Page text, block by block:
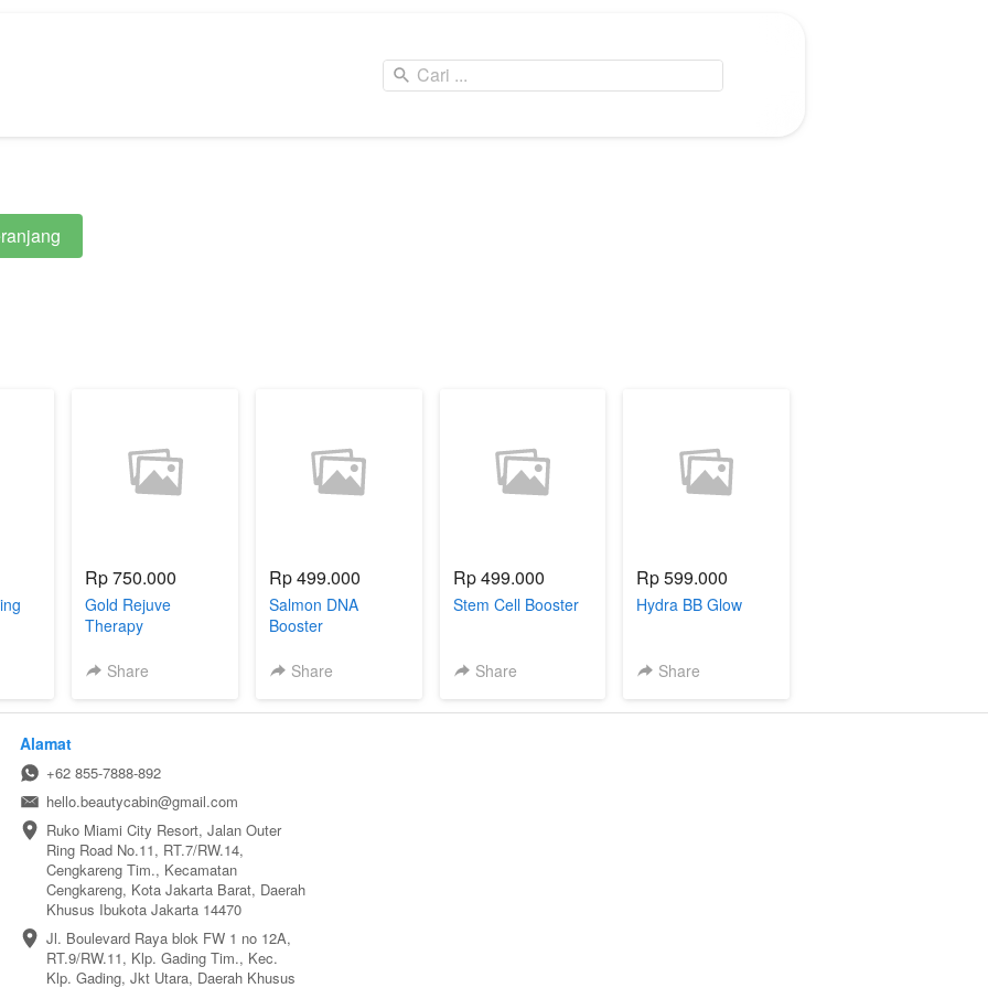
Cari ...
Rp 750.000
Gold Rejuve
Therapy
Share
Rp 499.000
Salmon DNA
Booster
Share
Rp 499.000
Stem Cell Booster
Share
Rp 599.000
Hydra BB Glow
Share
Alamat
+62 855-7888-892
hello.beautycabin@gmail.com
Ruko Miami City Resort, Jalan Outer
Ring Road No.11, RT.7/RW.14,
Cengkareng Tim., Kecamatan
Cengkareng, Kota Jakarta Barat, Daerah
Khusus Ibukota Jakarta 14470
Jl. Boulevard Raya blok FW 1 no 12A,
RT.9/RW.11, Klp. Gading Tim., Kec.
Klp. Gading, Jkt Utara, Daerah Khusus